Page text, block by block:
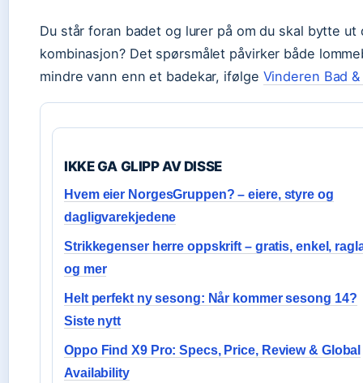
Du står foran badet og lurer på om du skal bytte
kombinasjon? Det spørsmålet påvirker både
mindre vann enn et badekar, ifølge Vinderen Bad
IKKE GA GLIPP AV DISSE
Hvem eier NorgesGruppen? – eiere, styre og
dagligvarekjedene
Strikkegenser herre oppskrift – gratis, enkel,
og mer
Helt perfekt ny sesong: Når kommer sesong 14?
Siste nytt
Oppo Find X9 Pro: Specs, Price, Review & Global
Availability